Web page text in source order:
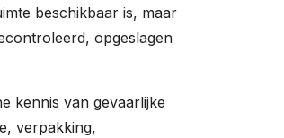
beschikbaar is, maar
opgeslagen
kennis van gevaarlijke
verpakking,